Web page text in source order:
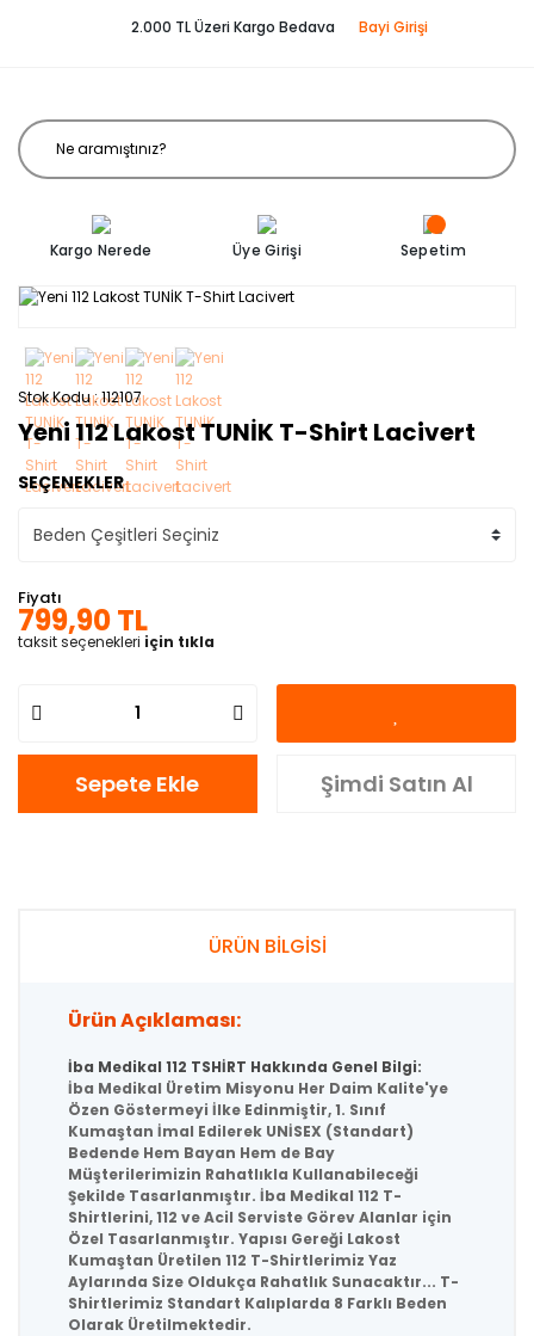
2.000 TL Üzeri Kargo Bedava Bayi Girişi
Kargo Nerede Üye Girişi Sepetim
Stok Kodu 112107
Yeni 112 Lakost TUNİK T-Shirt Lacivert
SEÇENEKLER
Fiyatı
799,90 TL
taksit seçenekleri için tıkla
Sepete Ekle Şimdi Satın Al
ÜRÜN BİLGİSİ
Ürün Açıklaması:
İba Medikal 112 TSHİRT Hakkında Genel Bilgi:
İba Medikal Üretim Misyonu Her Daim Kalite'ye
Özen Göstermeyi İlke Edinmiştir, 1. Sınıf
Kumaştan İmal Edilerek UNİSEX (Standart)
Bedende Hem Bayan Hem de Bay
Müşterilerimizin Rahatlıkla Kullanabileceği
Şekilde Tasarlanmıştır. İba Medikal 112 T-
Shirtlerini, 112 ve Acil Serviste Görev Alanlar için
Özel Tasarlanmıştır. Yapısı Gereği Lakost
Kumaştan Üretilen 112 T-Shirtlerimiz Yaz
Aylarında Size Oldukça Rahatlık Sunacaktır... T-
Shirtlerimiz Standart Kalıplarda 8 Farklı Beden
Olarak Üretilmektedir.